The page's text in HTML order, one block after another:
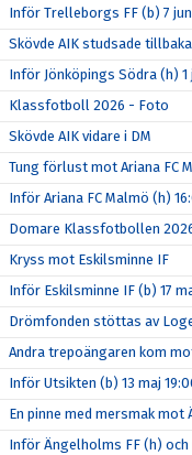
Inför Trelleborgs FF (b) 7
Skövde AIK studsade
Inför Jönköpings Södra (h) 1
Klassfotboll 2026 - Foto
Skövde AIK vidare i DM
Tung förlust mot Ariana FC
Inför Ariana FC Malmö (h)
Domare Klassfotbollen
Kryss mot Eskilsminne IF
Inför Eskilsminne IF (b) 17
Drömfonden stöttas av
Andra trepoängaren kom
Inför Utsikten (b) 13 maj
En pinne med mersmak mot
Inför Ängelholms FF (h)